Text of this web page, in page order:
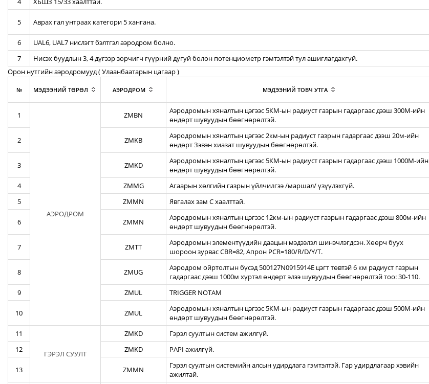
5 Аврах гал унтраах категори 5 хангана.
6 UAL6, UAL7 нислэгт бэлтгэл аэродром болно.
7
Нисэх буудлын 3, 4 дүгээр зорчигч гүүрний дугуй болон потенциометр гэмтэлтэй тул ашиглагдахгүй.
Орон нутгийн аэродромууд ( Улаанбаатарын цагаар )
№ МЭДЭЭНИЙ ТӨРӨЛ АЭРОДРОМ МЭДЭЭНИЙ ТОВЧ УТГА
1
АЭРОДРОМ
ZMBN
Аэродромын хяналтын цэгээс 5КМ-ын радиуст газрын гадаргаас дээш 300М-ийн
өндөрт шувуудын бөөгнөрөлтэй.
2 ZMKB
Аэродромын хяналтын цэгээс 2км-ын радиуст газрын гадаргаас дээш 20м-ийн
өндөрт Зэвэн хиазат шувуудын бөөгнөрөлтэй.
3 ZMKD
Аэродромын хяналтын цэгээс 5КМ-ын радиуст газрын гадаргаас дээш 1000М-ийн
өндөрт шувуудын бөөгнөрөлтэй.
4 ZMMG Агаарын хөлгийн газрын үйлчилгээ /маршал/ үзүүлэхгүй.
5
ZMMN Явгалах зам С хаалттай.
6 ZMMN
Аэродромын хяналтын цэгээс 12км-ын радиуст газрын гадаргаас дээш 800м-ийн
өндөрт шувуудын бөөгнөрөлтэй.
7 ZMTT
Аэродромын элементүүдийн даацын мэдээлэл шинэчлэгдсэн. Хөөрч буух
шороон зурвас CBR=82, Апрон PCR=180/R/D/Y/T.
8 ZMUG
Аэродром ойртолтын бүсэд 500127N0915914E цэгт төвтэй 6 км радиуст газрын
гадаргаас дээш 1000м хүртэл өндөрт элээ шувуудын бөөгнөрөлтэй тоо: 30-110.
9 ZMUL TRIGGER NOTAM
10 ZMUL
Аэродромын хяналтын цэгээс 5КМ-ын радиуст газрын гадаргаас дээш 500М-ийн
өндөрт шувуудын бөөгнөрөлтэй.
11
ГЭРЭЛ СУУЛТ
ZMKD Гэрэл суултын систем ажилгүй.
12
ZMKD PAPI ажилгүй.
13 ZMMN
Гэрэл суултын системийн алсын удирдлага гэмтэлтэй. Гар удирдлагаар хэвийн
ажилтай.